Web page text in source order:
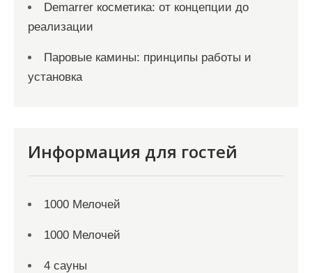
Demarrer косметика: от концепции до
реализации
Паровые камины: принципы работы и
установка
Информация для гостей
1000 Мелочей
1000 Мелочей
4 сауны